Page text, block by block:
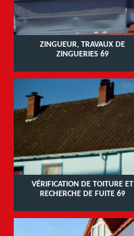
ZINGUEUR, TRAVAUX DE
ZINGUERIES 69
VÉRIFICATION DE TOITURE ET
RECHERCHE DE FUITE 69